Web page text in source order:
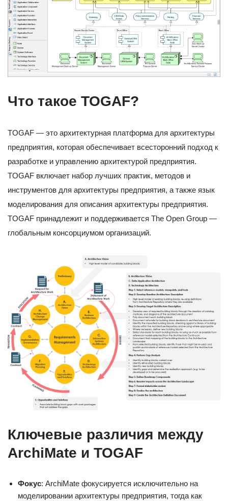
Что такое TOGAF?
TOGAF — это архитектурная платформа для архитектуры
предприятия, которая обеспечивает всесторонний подход к
разработке и управлению архитектурой предприятия.
TOGAF включает набор лучших практик, методов и
инструментов для архитектуры предприятия, а также язык
моделирования для описания архитектуры предприятия.
TOGAF принадлежит и поддерживается The Open Group —
глобальным консорциумом организаций.
Ключевые различия между
ArchiMate и TOGAF
Фокус: ArchiMate фокусируется исключительно на
моделировании архитектуры предприятия, тогда как